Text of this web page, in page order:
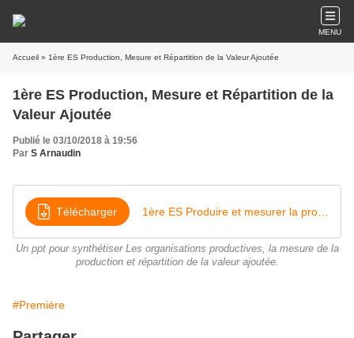
MENU
Accueil » 1ère ES Production, Mesure et Répartition de la Valeur Ajoutée
1ère ES Production, Mesure et Répartition de la
Valeur Ajoutée
Publié le 03/10/2018 à 19:56
Par S Arnaudin
Télécharger
Un ppt pour synthétiser Les organisations productives, la mesure de la
production et répartition de la valeur ajoutée.
#Première